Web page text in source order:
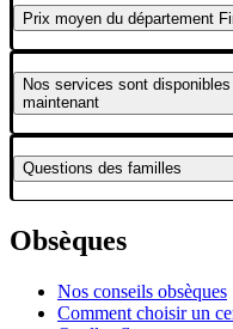
Prix moyen du département
Nos services sont disponibles
maintenant
Questions des familles
Obsèques
Nos conseils obsèques
Comment choisir un